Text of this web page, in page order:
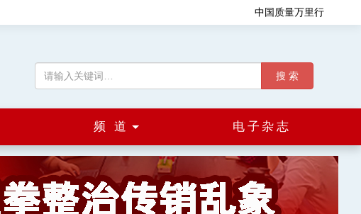
中国质量万里行
搜 索
频 道 电子杂志